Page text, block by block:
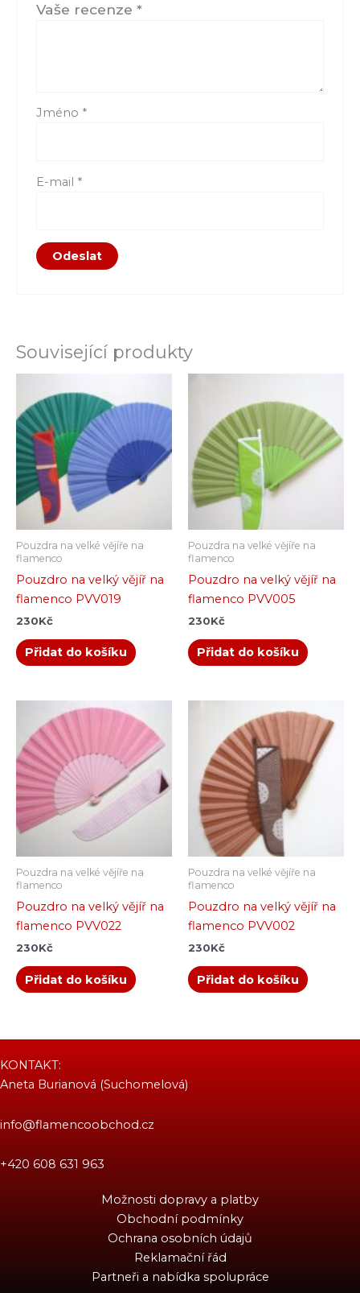
Vaše recenze*
Jméno *
E-mail *
Související produkty
Pouzdra na velké vějíře na
flamenco
Pouzdro na velký vějíř na
flamenco PVV019
230Kč
Přidat do košíku
Pouzdra na velké vějíře na
flamenco
Pouzdro na velký vějíř na
flamenco PVV005
230Kč
Přidat do košíku
Pouzdra na velké vějíře na
flamenco
Pouzdro na velký vějíř na
flamenco PVV022
230Kč
Přidat do košíku
Pouzdra na velké vějíře na
flamenco
Pouzdro na velký vějíř na
flamenco PVV002
230Kč
Přidat do košíku
KONTAKT:
Aneta Burianová (Suchomelová)
info@flamencoobchod.cz
+420 608 631 963
Možnosti dopravy a platby
Obchodní podmínky
Ochrana osobních údajů
Reklamační řád
Partneři a nabídka spolupráce